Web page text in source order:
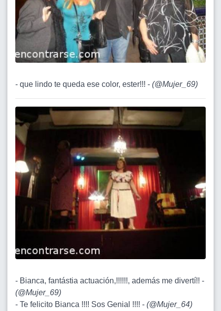
- que lindo te queda ese color, ester!!! - (@Mujer_69)
- Bianca, fantástia actuación,!!!!!!, además me divertí!! -
(@Mujer_69)
- Te felicito Bianca !!!! Sos Genial !!!! - (@Mujer_64)